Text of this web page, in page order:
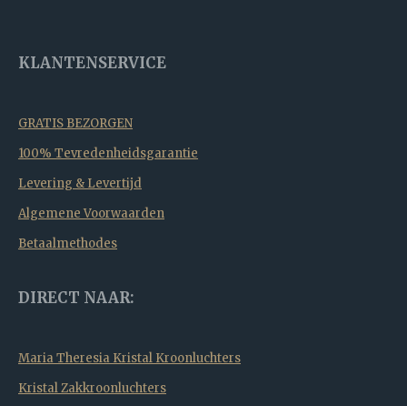
KLANTENSERVICE
GRATIS BEZORGEN
100% Tevredenheidsgarantie
Levering & Levertijd
Algemene Voorwaarden
Betaalmethodes
DIRECT NAAR:
Maria Theresia Kristal Kroonluchters
Kristal Zakkroonluchters